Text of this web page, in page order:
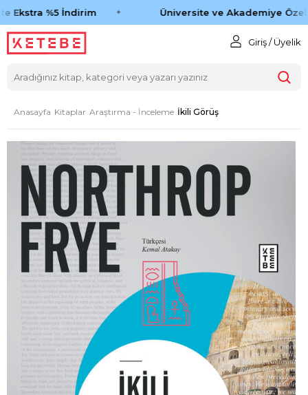
Ekstra %5 İndirim Üniversite ve Akademiye Özel
Giriş / Üyelik
Anasayfa Kitaplar Araştırma - İnceleme İkili Görüş